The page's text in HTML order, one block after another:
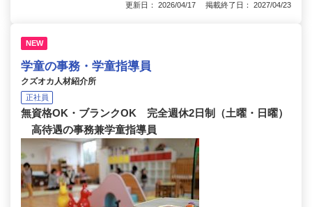
更新日： 2026/04/17 掲載終了日： 2027/04/23
NEW
学童の事務・学童指導員
クズオカ人材紹介所
正社員
無資格OK・ブランクOK 完全週休2日制（土曜・日曜）
高待遇の事務兼学童指導員